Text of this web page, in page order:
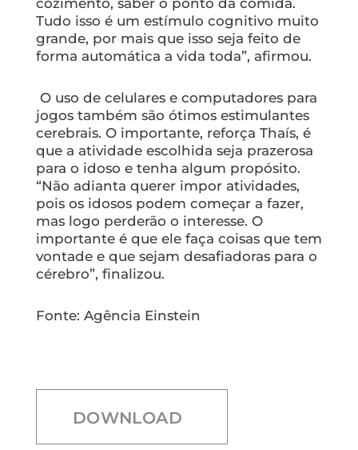
cozimento, saber o ponto da comida.
Tudo isso é um estímulo cognitivo muito
grande, por mais que isso seja feito de
forma automática a vida toda”, afirmou.
O uso de celulares e computadores para
jogos também são ótimos estimulantes
cerebrais. O importante, reforça Thaís, é
que a atividade escolhida seja prazerosa
para o idoso e tenha algum propósito.
“Não adianta querer impor atividades,
pois os idosos podem começar a fazer,
mas logo perderão o interesse. O
importante é que ele faça coisas que tem
vontade e que sejam desafiadoras para o
cérebro”, finalizou.
Fonte: Agência Einstein
DOWNLOAD